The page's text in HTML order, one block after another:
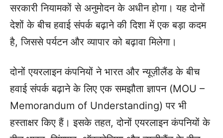
सरकारी नियामकों से अनुमोदन के अधीन होगा। यह दोनों
देशों के बीच हवाई संपर्क बढ़ाने की दिशा में एक बड़ा कदम
है, जिससे पर्यटन और व्यापार को बढ़ावा मिलेगा।
दोनों एयरलाइन कंपनियों ने भारत और न्यूज़ीलैंड के बीच
हवाई संपर्क बढ़ाने के लिए एक समझौता ज्ञापन (MOU –
Memorandum of Understanding) पर भी
हस्ताक्षर किए हैं। इसके तहत, दोनों एयरलाइन कंपनियों के